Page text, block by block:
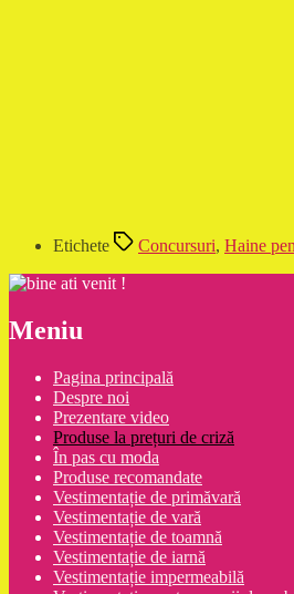
Etichete Concursuri, Haine
Meniu
Pagina principală
Despre noi
Prezentare video
Produse la prețuri de criză
În pas cu moda
Produse recomandate
Vestimentație de primăvară
Vestimentație de vară
Vestimentație de toamnă
Vestimentație de iarnă
Vestimentație impermeabilă